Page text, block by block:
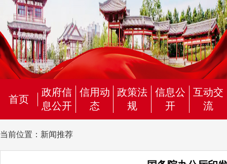
首页
政府信
息公开
信用动
态
政策法
规
信息公
开
互动交
流
当前位置：新闻推荐